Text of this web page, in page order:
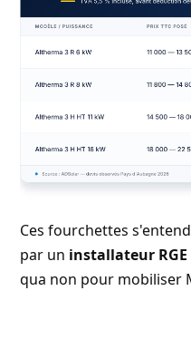
Ces fourchettes
par un installateur RGE
qua non pour mobiliser